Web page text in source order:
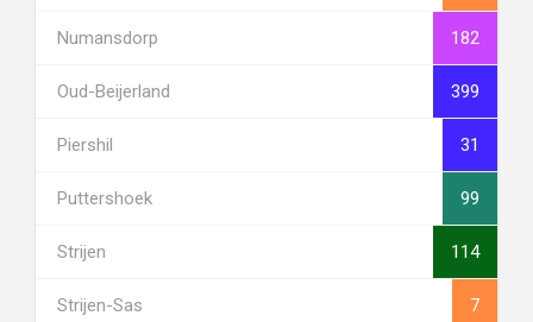
Numansdorp 182
Oud-Beijerland 399
Piershil 31
Puttershoek 99
Strijen 114
Strijen-Sas 7